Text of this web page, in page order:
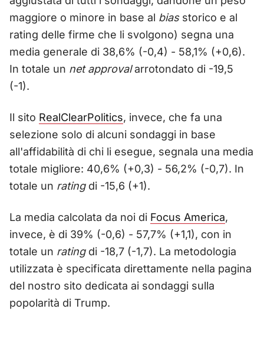
maggiore o minore in base al biasstorico e al
rating delle firme che li svolgono) segna una
media generale di 38,6% (-0,4) - 58,1% (+0,6).
In totale un net approvalarrotondato di -19,5
(-1).
Il sito RealClearPolitics, invece, che fa una
selezione solo di alcuni sondaggi in base
all'affidabilità di chi li esegue, segnala una media
totale migliore: 40,6% (+0,3) - 56,2% (-0,7). In
totale un ratingdi -15,6 (+1).
La media calcolata da noi di Focus America,
invece, è di 39% (-0,6) - 57,7% (+1,1), con in
totale un ratingdi -18,7 (-1,7). La metodologia
utilizzata è specificata direttamente nella pagina
del nostro sito dedicata ai sondaggi sulla
popolarità di Trump.